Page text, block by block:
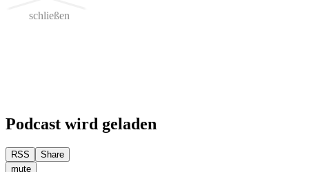
schließen
Podcast wird geladen
RSS
Share
mute